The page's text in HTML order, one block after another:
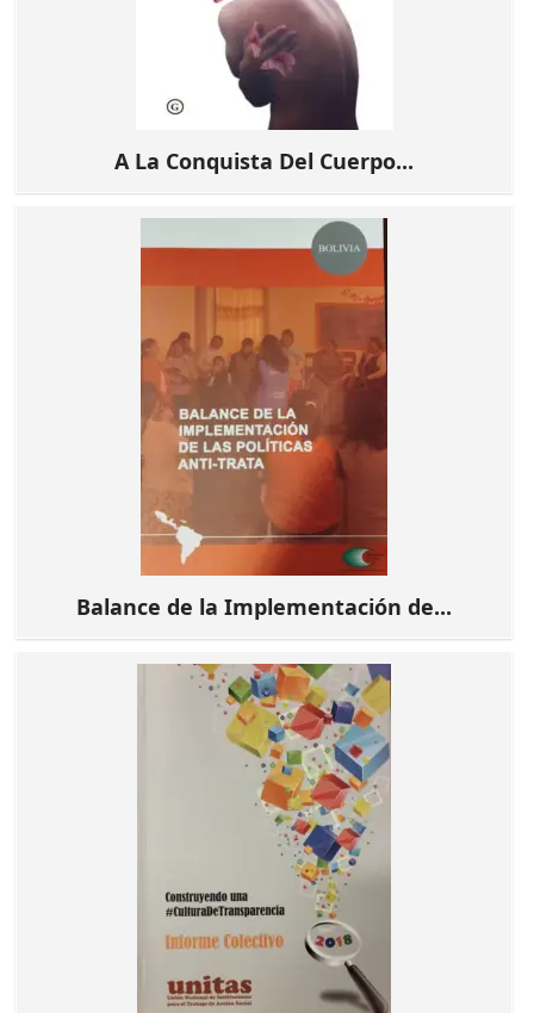
A La Conquista Del Cuerpo...
Balance de la Implementación de...